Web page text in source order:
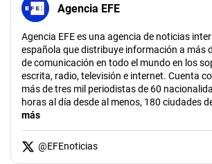
Agencia EFE
Agencia EFE es una agencia de noticias
española que distribuye información a más
de comunicación en todo el mundo en los
escrita, radio, televisión e internet. Cuenta
más de tres mil periodistas de 60
horas al día desde al menos, 180 ciudades
más
@EFEnoticias